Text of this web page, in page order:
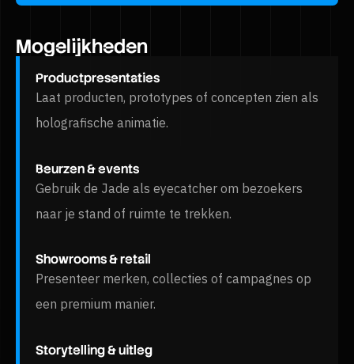
Mogelijkheden
Productpresentaties
Laat producten, prototypes of concepten zien als
holografische animatie.
Beurzen & events
Gebruik de Jade als eyecatcher om bezoekers
naar je stand of ruimte te trekken.
Showrooms & retail
Presenteer merken, collecties of campagnes op
een premium manier.
Storytelling & uitleg